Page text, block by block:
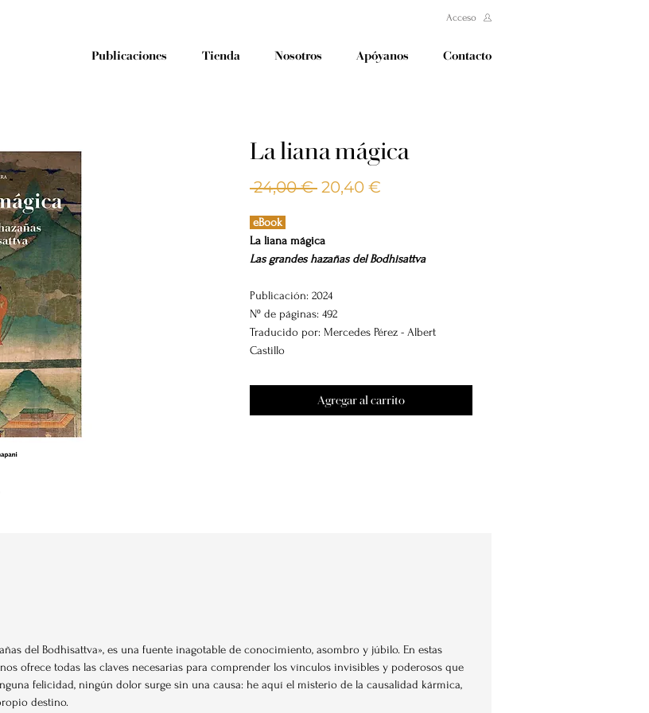
Acceso
Publicaciones Tienda Nosotros Apóyanos Contacto
La liana mágica
24,00 € Precio
20,40 €
eBook
La liana mágica
Las grandes hazañas del Bodhisattva
Publicación: 2024
Nº de páginas: 492
Traducido por: Mercedes Pérez - Albert
Castillo
Agregar al carrito
del Bodhisattva», es una fuente inagotable de conocimiento, asombro y júbilo. En estas
ofrece todas las claves necesarias para comprender los vínculos invisibles y poderosos que
felicidad, ningún dolor surge sin una causa: he aquí el misterio de la causalidad kármica,
destino.